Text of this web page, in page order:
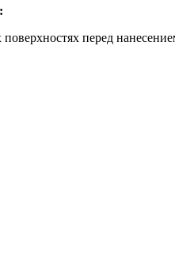
поверхностях перед